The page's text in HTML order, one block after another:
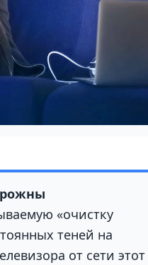
«очистку
теней на
от сети этот